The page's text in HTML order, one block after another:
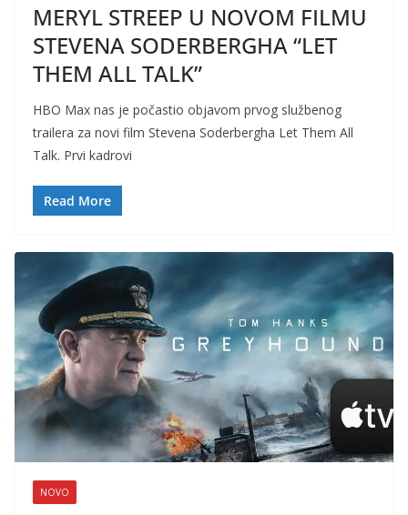
MERYL STREEP U NOVOM FILMU
STEVENA SODERBERGHA “LET
THEM ALL TALK”
HBO Max nas je počastio objavom prvog službenog
trailera za novi film Stevena Soderbergha Let Them All
Talk. Prvi kadrovi
Read More
NOVO